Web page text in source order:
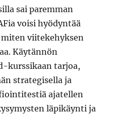
sai paremman
voisi hyödyntää
miten viitekehyksen
Käytännön
kurssikaan tarjoa,
strategisella ja
ajatellen
läpikäynti ja